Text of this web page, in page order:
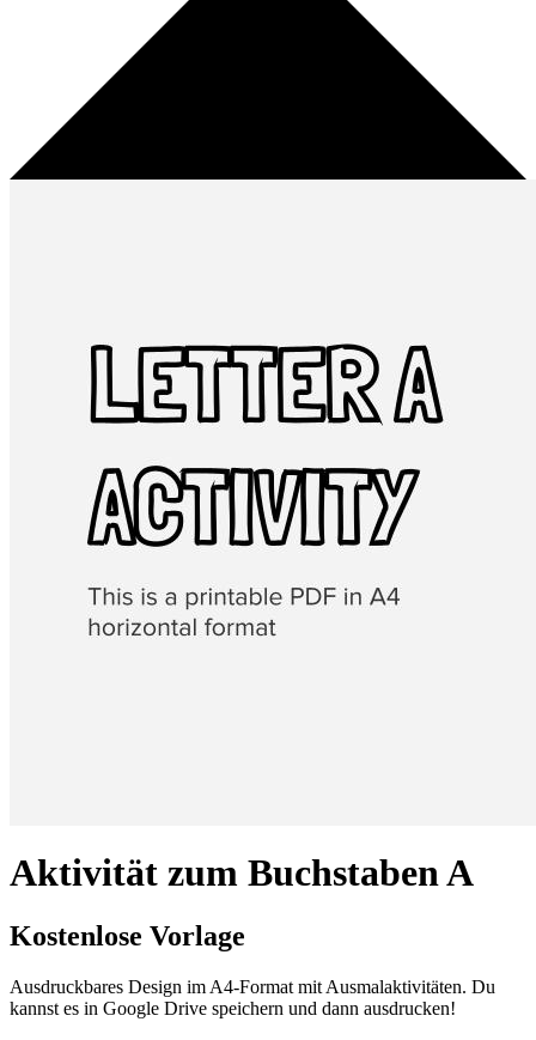
Aktivität zum Buchstaben A
Kostenlose Vorlage
Ausdruckbares Design im A4-Format mit Ausmalaktivitäten. Du
kannst es in Google Drive speichern und dann ausdrucken!